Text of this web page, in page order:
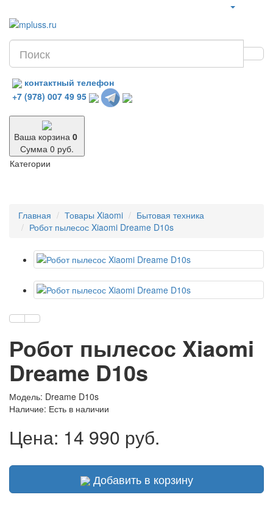
контактный телефон
+7 (978) 007 49 95
Ваша корзина 0
Сумма 0 руб.
Категории
Главная Товары Xiaomi
Бытовая техника
Робот пылесос Xiaomi Dreame D10s
Робот пылесос Xiaomi
Dreame D10s
Модель: Dreame D10s
Наличие: Есть в наличии
Цена: 14 990 руб.
Добавить в корзину